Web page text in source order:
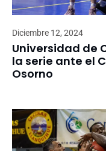
Diciembre 12, 2024
Universidad de
la serie ante el
Osorno